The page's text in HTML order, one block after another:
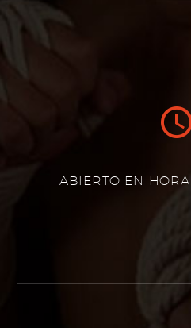
ABIERTO EN